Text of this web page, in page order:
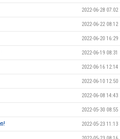
2022-06-28 07:02
2022-06-22 08:12
2022-06-20 16:29
2022-06-19 08:31
2022-06-16 12:14
2022-06-10 12:50
2022-06-08 14:43
2022-05-30 08:55
2022-05-23 11:13